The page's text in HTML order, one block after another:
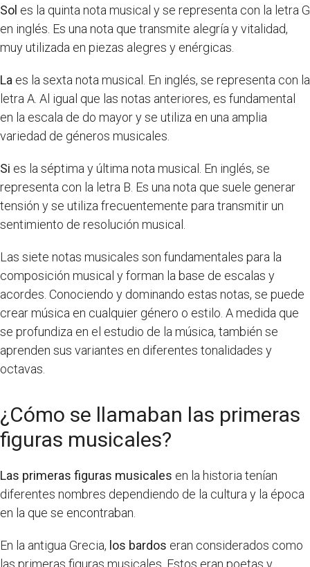
Sol es la quinta nota musical y se representa con la letra G
en inglés. Es una nota que transmite alegría y vitalidad,
muy utilizada en piezas alegres y enérgicas.
La es la sexta nota musical. En inglés, se representa con la
letra A. Al igual que las notas anteriores, es fundamental
en la escala de do mayor y se utiliza en una amplia
variedad de géneros musicales.
Si es la séptima y última nota musical. En inglés, se
representa con la letra B. Es una nota que suele generar
tensión y se utiliza frecuentemente para transmitir un
sentimiento de resolución musical.
Las siete notas musicales son fundamentales para la
composición musical y forman la base de escalas y
acordes. Conociendo y dominando estas notas, se puede
crear música en cualquier género o estilo. A medida que
se profundiza en el estudio de la música, también se
aprenden sus variantes en diferentes tonalidades y
octavas.
¿Cómo se llamaban las primeras
figuras musicales?
Las primeras figuras musicales en la historia tenían
diferentes nombres dependiendo de la cultura y la época
en la que se encontraban.
En la antigua Grecia, los bardos eran considerados como
las primeras figuras musicales. Estos eran poetas y